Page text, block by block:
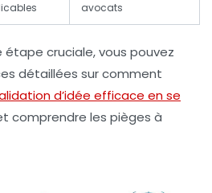
avocats
cruciale, vous pouvez
détaillées sur comment
d’idée efficace en se
comprendre les pièges à